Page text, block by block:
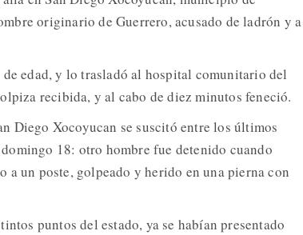
originario de Guerrero, acusado de ladrón y a
edad, y lo trasladó al hospital comunitario del
recibida, y al cabo de diez minutos feneció.
Diego Xocoyucan se suscitó entre los últimos
18: otro hombre fue detenido cuando
a un poste, golpeado y herido en una pierna con
puntos del estado, ya se habían presentado